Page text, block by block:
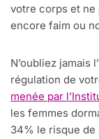
votre corps et ne
encore faim ou
N’oubliez jamais
régulation de
menée par
les femmes
34% le risque de